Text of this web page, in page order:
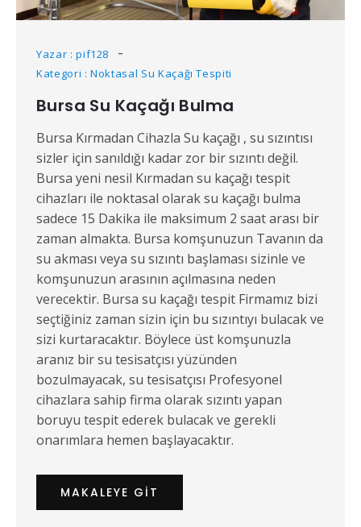
Yazar : pif128
Kategori : Noktasal Su Kaçağı Tespiti
Bursa Su Kaçağı Bulma
Bursa Kırmadan Cihazla Su kaçağı , su sızıntısı
sizler için sanıldığı kadar zor bir sızıntı değil.
Bursa yeni nesil Kırmadan su kaçağı tespit
cihazları ile noktasal olarak su kaçağı bulma
sadece 15 Dakika ile maksimum 2 saat arası bir
zaman almakta. Bursa komşunuzun Tavanın da
su akması veya su sızıntı başlaması sizinle ve
komşunuzun arasının açılmasına neden
verecektir. Bursa su kaçağı tespit Firmamız bizi
seçtiğiniz zaman sizin için bu sızıntıyı bulacak ve
sizi kurtaracaktır. Böylece üst komşunuzla
aranız bir su tesisatçısı yüzünden
bozulmayacak, su tesisatçısı Profesyonel
cihazlara sahip firma olarak sızıntı yapan
boruyu tespit ederek bulacak ve gerekli
onarımlara hemen başlayacaktır.
MAKALEYE GIT